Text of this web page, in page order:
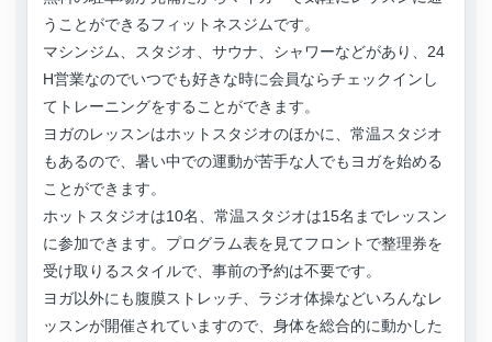
うことができるフィットネスジムです。
マシンジム、スタジオ、サウナ、シャワーなどがあり、24
H営業なのでいつでも好きな時に会員ならチェックインし
てトレーニングをすることができます。
ヨガのレッスンはホットスタジオのほかに、常温スタジオ
もあるので、暑い中での運動が苦手な人でもヨガを始める
ことができます。
ホットスタジオは10名、常温スタジオは15名までレッスン
に参加できます。プログラム表を見てフロントで整理券を
受け取りるスタイルで、事前の予約は不要です。
ヨガ以外にも腹膜ストレッチ、ラジオ体操などいろんなレ
ッスンが開催されていますので、身体を総合的に動かした